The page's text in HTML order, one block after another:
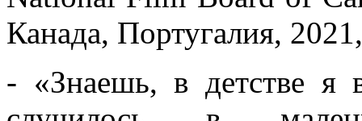
Канада, Португалия,
- «Знаешь, в детстве